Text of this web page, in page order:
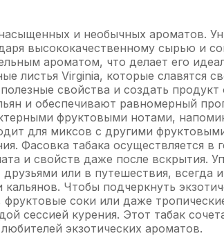
и необычных ароматов.
высококачественному сырью и
ароматом, что делает его
листья Virginia, которые славятся
свойства и создать
и обеспечивают равномерный
фруктовыми нотами,
для миксов с другими
Фасовка табака осуществляется
и свойств даже после вскрытия.
или в путешествия,
Чтобы подчеркнуть
соки или даже
сессией курения. Этот табак
экзотических ароматов.